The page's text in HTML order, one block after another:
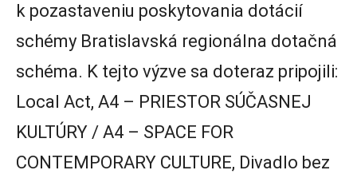
k pozastaveniu poskytovania dotácií
schémy Bratislavská regionálna dotačná
schéma. K tejto výzve sa doteraz pripojili:
Local Act, A4 – PRIESTOR SÚČASNEJ
KULTÚRY / A4 – SPACE FOR
CONTEMPORARY CULTURE, Divadlo bez